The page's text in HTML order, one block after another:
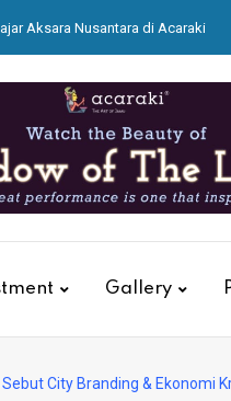
Aksara Nusantara di Acaraki
KAI Services Gelar Pelatihan
Group Buka IndoBeauty Expo
Bagian Produksi Bekerja
Gallery
City Branding & Ekonomi